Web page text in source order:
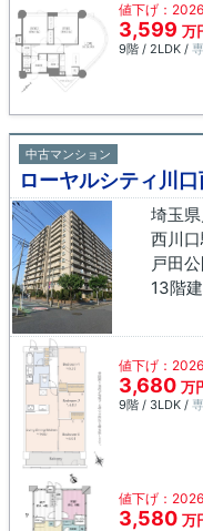
値下げ：
3,599 万
9階 / 2LDK /
中古マンション
ローヤルシティ川口
埼玉
戸田
13階
値下げ：
3,680 万
9階 / 3LDK /
値下げ：
3,580 万